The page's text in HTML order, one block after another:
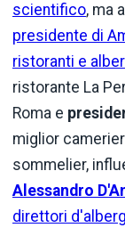
scientifico, ma
presidente di
ristoranti e
ristorante La
Roma e
miglior
sommelier,
Alessandro
direttori